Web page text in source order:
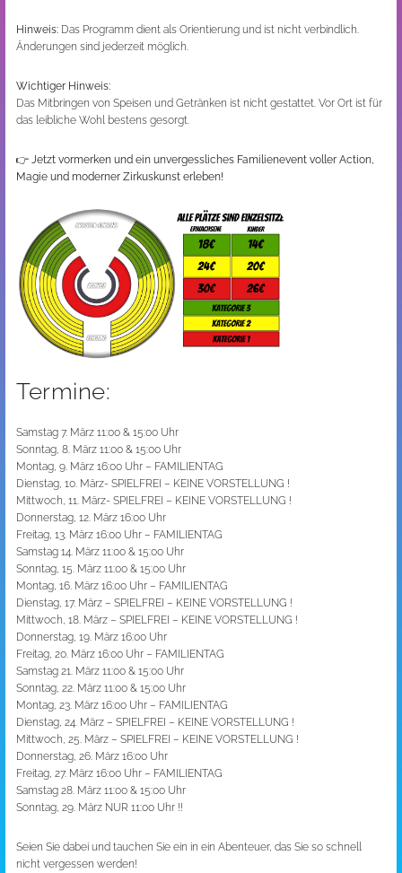
Hinweis: Das Programm dient als Orientierung und ist nicht verbindlich.
Änderungen sind jederzeit möglich.
Wichtiger Hinweis:
Das Mitbringen von Speisen und Getränken ist nicht gestattet. Vor Ort ist für
das leibliche Wohl bestens gesorgt.
👉 Jetzt vormerken und ein unvergessliches Familienevent voller Action,
Magie und moderner Zirkuskunst erleben!
Termine:
Samstag 7. März 11:00 & 15:00 Uhr
Sonntag, 8. März 11:00 & 15:00 Uhr
Montag, 9. März 16:00 Uhr – FAMILIENTAG
Dienstag, 10. März- SPIELFREI – KEINE VORSTELLUNG !
Mittwoch, 11. März- SPIELFREI – KEINE VORSTELLUNG !
Donnerstag, 12. März 16:00 Uhr
Freitag, 13. März 16:00 Uhr – FAMILIENTAG
Samstag 14. März 11:00 & 15:00 Uhr
Sonntag, 15. März 11:00 & 15:00 Uhr
Montag, 16. März 16:00 Uhr – FAMILIENTAG
Dienstag, 17. März – SPIELFREI – KEINE VORSTELLUNG !
Mittwoch, 18. März – SPIELFREI – KEINE VORSTELLUNG !
Donnerstag, 19. März 16:00 Uhr
Freitag, 20. März 16:00 Uhr – FAMILIENTAG
Samstag 21. März 11:00 & 15:00 Uhr
Sonntag, 22. März 11:00 & 15:00 Uhr
Montag, 23. März 16:00 Uhr – FAMILIENTAG
Dienstag, 24. März – SPIELFREI – KEINE VORSTELLUNG !
Mittwoch, 25. März – SPIELFREI – KEINE VORSTELLUNG !
Donnerstag, 26. März 16:00 Uhr
Freitag, 27. März 16:00 Uhr – FAMILIENTAG
Samstag 28. März 11:00 & 15:00 Uhr
Sonntag, 29. März NUR 11:00 Uhr !!
Seien Sie dabei und tauchen Sie ein in ein Abenteuer, das Sie so schnell
nicht vergessen werden!